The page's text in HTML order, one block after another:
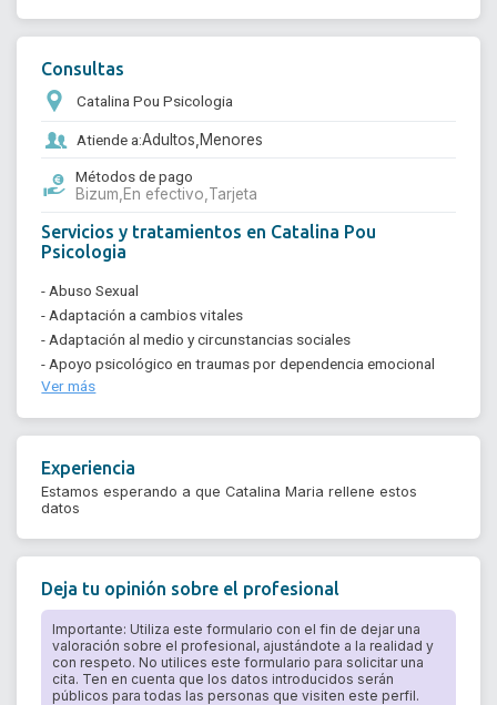
Consultas
Catalina Pou Psicologia
Atiende a:Adultos, Menores
Métodos de pago
Bizum, En efectivo, Tarjeta
Servicios y tratamientos en Catalina Pou
Psicologia
- Abuso Sexual
- Adaptación a cambios vitales
- Adaptación al medio y circunstancias sociales
- Apoyo psicológico en traumas por dependencia emocional
Ver más
Experiencia
Estamos esperando a que Catalina Maria rellene estos
datos
Deja tu opinión sobre el profesional
Importante: Utiliza este formulario con el fin de dejar una
valoración sobre el profesional, ajustándote a la realidad y
con respeto. No utilices este formulario para solicitar una
cita. Ten en cuenta que los datos introducidos serán
públicos para todas las personas que visiten este perfil.